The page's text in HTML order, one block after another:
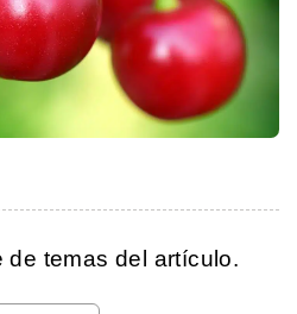
temas del artículo.